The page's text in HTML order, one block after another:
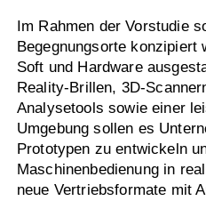
Im Rahmen der Vorstudie
Begegnungsorte konzipiert
Soft und Hardware
Reality-Brillen, 3D-
Analysetools sowie einer
Umgebung sollen es
Prototypen zu entwickeln
Maschinenbedienung in
neue Vertriebsformate mit